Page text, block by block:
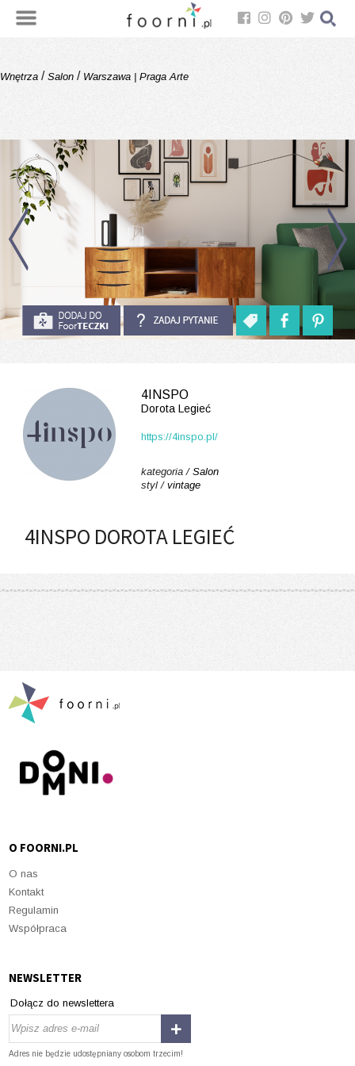
Wnętrza / Salon / Warszawa | Praga Arte
4INSPO
Dorota Legieć
https://4inspo.pl/
kategoria / Salon
styl / vintage
4INSPO DOROTA LEGIEĆ
O FOORNI.PL
O nas
Kontakt
Regulamin
Współpraca
NEWSLETTER
Dołącz do newslettera
Adres nie będzie udostępniany osobom trzecim!